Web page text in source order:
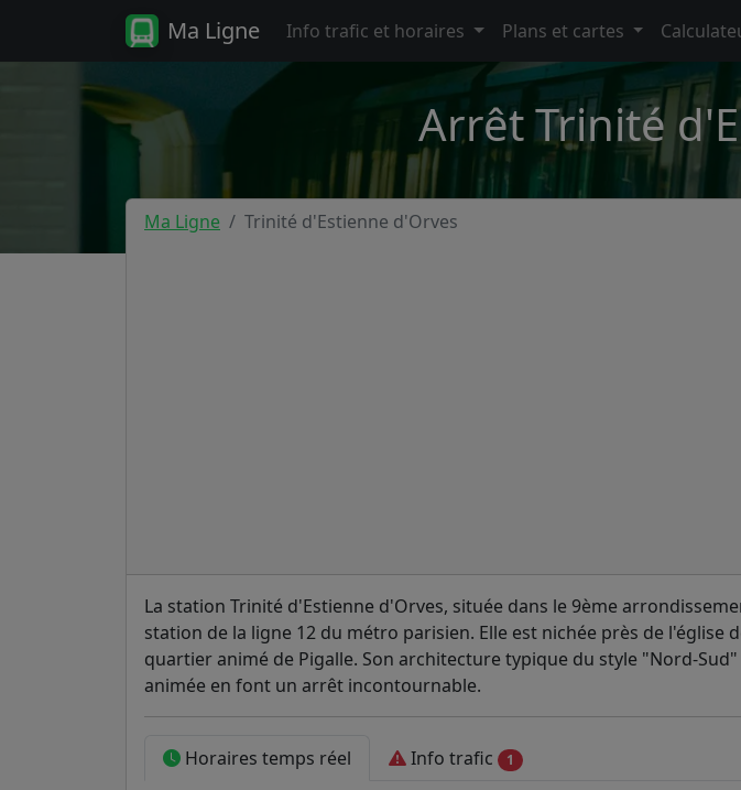
Ma Ligne Info trafic et horaires Plans et cartes
Arrêt Trinité
Ma Ligne Trinité d'Estienne d'Orves
La station Trinité d'Estienne d'Orves, située dans le 9ème
station de la ligne 12 du métro parisien. Elle est nichée près de l'église
quartier animé de Pigalle. Son architecture typique du style "Nord-
animée en font un arrêt incontournable.
Horaires temps réel Info trafic 1